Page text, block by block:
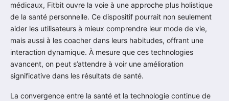
médicaux, Fitbit ouvre la voie à une approche plus holistique
de la santé personnelle. Ce dispositif pourrait non seulement
aider les utilisateurs à mieux comprendre leur mode de vie,
mais aussi à les coacher dans leurs habitudes, offrant une
interaction dynamique. À mesure que ces technologies
avancent, on peut s’attendre à voir une amélioration
significative dans les résultats de santé.
La convergence entre la santé et la technologie continue de